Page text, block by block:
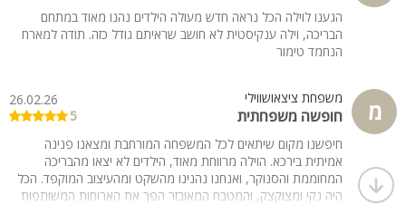
הגענו לוילה הכל נראה חדש מעולה הילדים נהנו מאוד במתחם
הבריכה, וילה ענקיסטית לא חושב שראיתם גודל כזה. תודה למארח
הנחמד טימור
מ משפחת ציצאושווילי
חופשה משפחתית
26.02.26
5
חיפשנו מקום שיתאים לכל המשפחה המורחבת ומצאנו פנינה
אמיתית בירכא. הוילה מרווחת מאוד, הילדים לא יצאו מהבריכה
המחוממת והסנוקר, ואנחנו נהנינו מהשקט ומהעיצוב המוקפד. הכל
היה נקי ומצוקצק, והמטבח המאובזר הפך את הארוחות המשותפות